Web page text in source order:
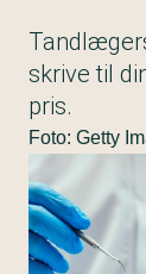
skrive til
pris.
Foto: Getty